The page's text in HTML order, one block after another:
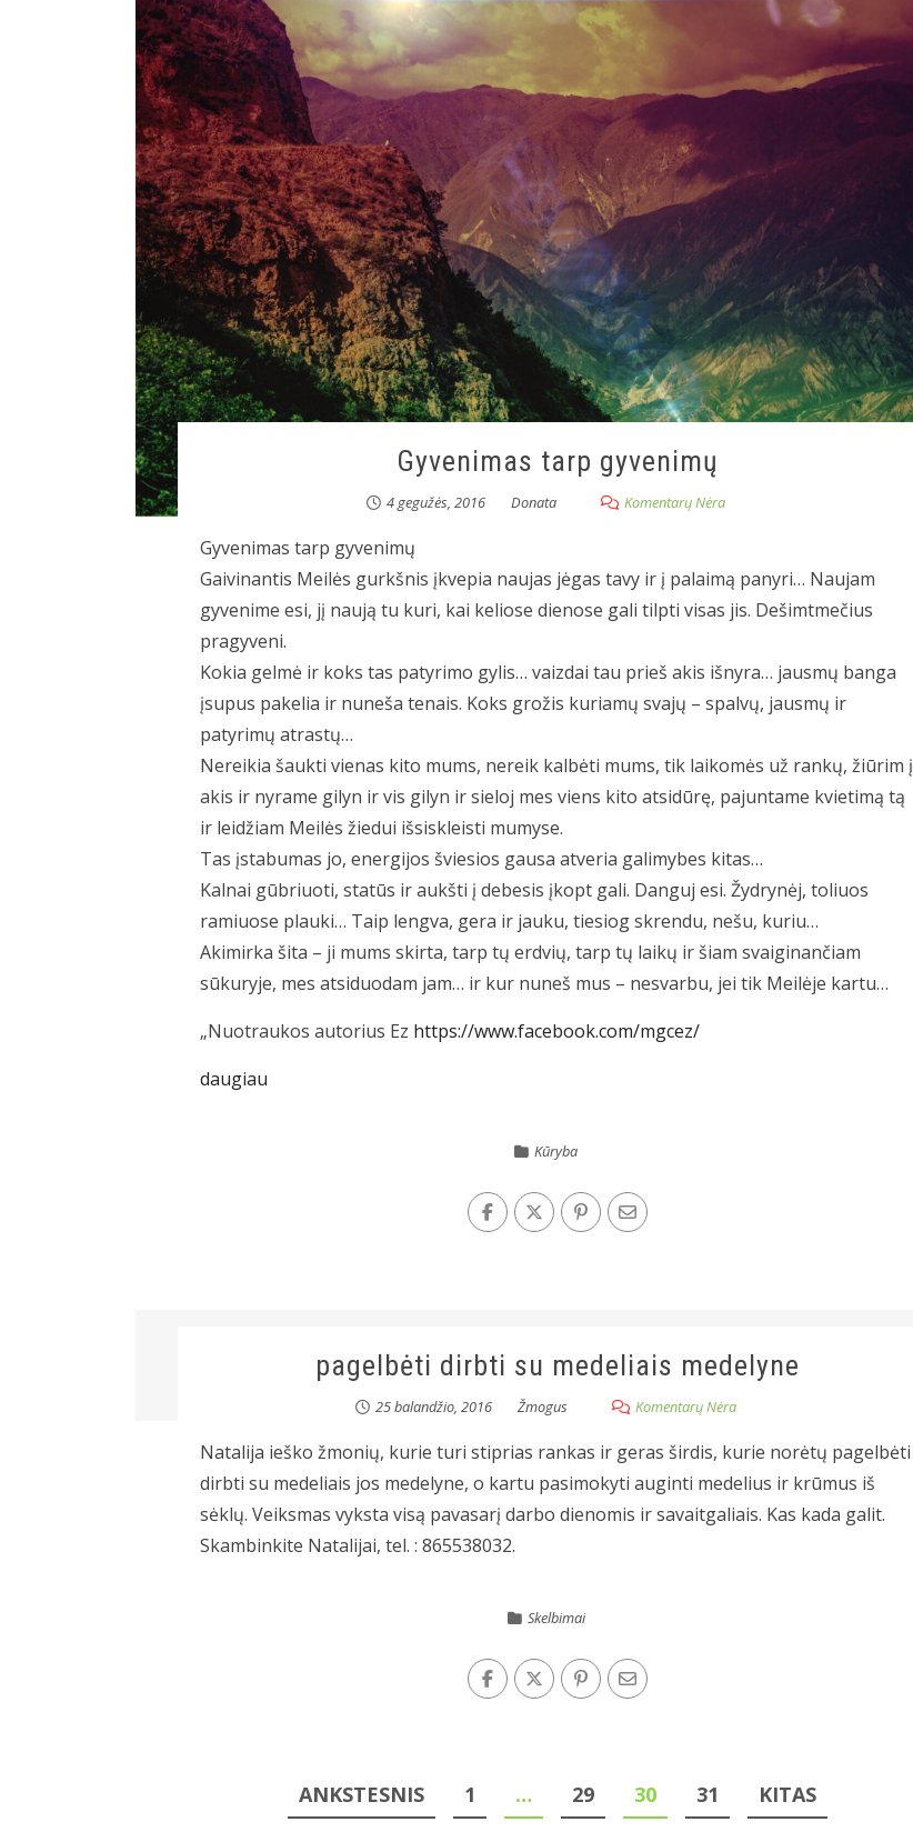
Gyvenimas tarp gyvenimų
4 gegužės, 2016 Donata Komentarų Nėra
Gyvenimas tarp gyvenimų
Gaivinantis Meilės gurkšnis įkvepia naujas jėgas tavy ir į palaimą panyri… Naujam
gyvenime esi, jį naują tu kuri, kai keliose dienose gali tilpti visas jis. Dešimtmečius
pragyveni.
Kokia gelmė ir koks tas patyrimo gylis… vaizdai tau prieš akis išnyra… jausmų banga
įsupus pakelia ir nuneša tenais. Koks grožis kuriamų svajų – spalvų, jausmų ir
patyrimų atrastų…
Nereikia šaukti vienas kito mums, nereik kalbėti mums, tik laikomės už rankų, žiūrim į
akis ir nyrame gilyn ir vis gilyn ir sieloj mes viens kito atsidūrę, pajuntame kvietimą tą
ir leidžiam Meilės žiedui išsiskleisti mumyse.
Tas įstabumas jo, energijos šviesios gausa atveria galimybes kitas…
Kalnai gūbriuoti, statūs ir aukšti į debesis įkopt gali. Danguj esi. Žydrynėj, toliuos
ramiuose plauki… Taip lengva, gera ir jauku, tiesiog skrendu, nešu, kuriu…
Akimirka šita – ji mums skirta, tarp tų erdvių, tarp tų laikų ir šiam svaiginančiam
sūkuryje, mes atsiduodam jam… ir kur nuneš mus – nesvarbu, jei tik Meilėje kartu…
„Nuotraukos autorius Ez https://www.facebook.com/mgcez/
daugiau
Kūryba
pagelbėti dirbti su medeliais medelyne
25 balandžio, 2016 Žmogus Komentarų Nėra
Natalija ieško žmonių, kurie turi stiprias rankas ir geras širdis, kurie norėtų pagelbėti
dirbti su medeliais jos medelyne, o kartu pasimokyti auginti medelius ir krūmus iš
sėklų. Veiksmas vyksta visą pavasarį darbo dienomis ir savaitgaliais. Kas kada galit.
Skambinkite Natalijai, tel. : 865538032.
Skelbimai
puslapiavimas
ANKSTESNIS 1 … 29 30 31 KITAS